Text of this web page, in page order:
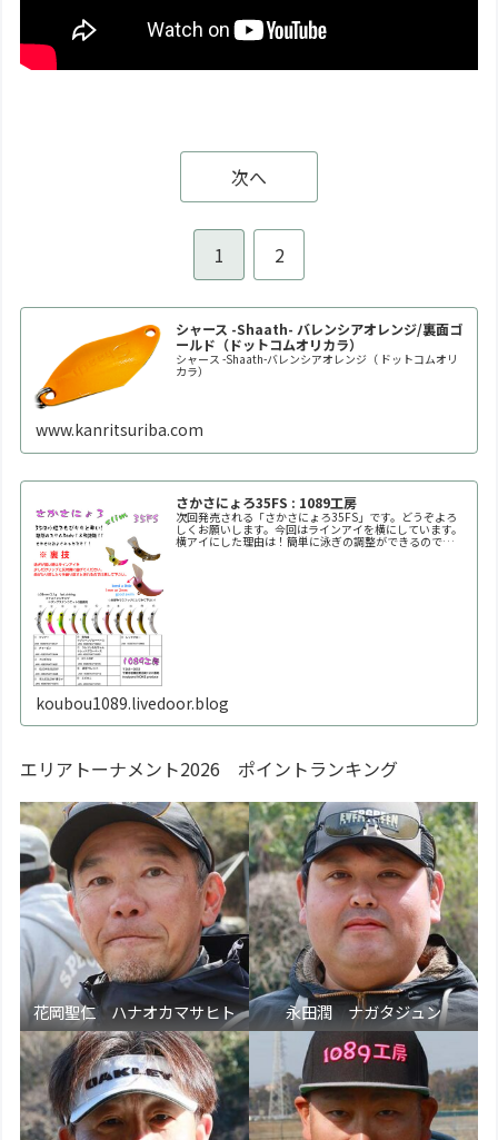
次へ
1 2
シャース -Shaath- バレンシアオレンジ/裏面ゴ
ールド（ドットコムオリカラ）
シャース -Shaath-バレンシアオレンジ（ ドットコムオリ
カラ）
www.kanritsuriba.com
さかさにょろ35FS : 1089工房
次回発売される「さかさにょろ35FS」です。どうぞよろ
しくお願いします。今回はラインアイを横にしています。
横アイにした理由は！簡単に泳ぎの調整ができるので
koubou1089.livedoor.blog
エリアトーナメント2026 ポイントランキング
花岡聖仁 ハナオカマサヒト 永田潤 ナガタジュン